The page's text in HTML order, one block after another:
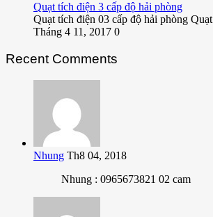
Quạt tích điện 3 cấp độ hải phòng
Quạt tích điện 03 cấp độ hải phòng Quạt
Tháng 4 11, 2017 0
Recent Comments
Nhung Th8 04, 2018
Nhung : 0965673821 02 cam